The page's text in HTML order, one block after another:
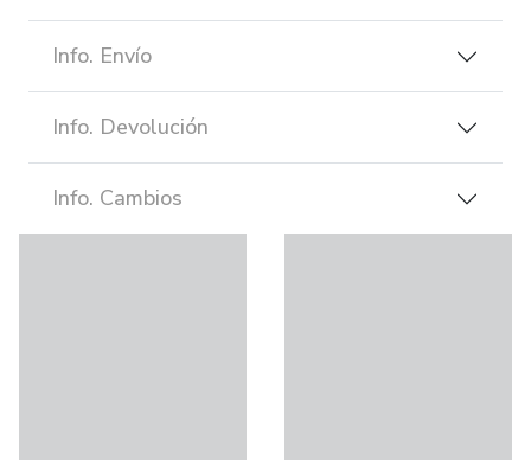
Info. Envío
Info. Devolución
Info. Cambios